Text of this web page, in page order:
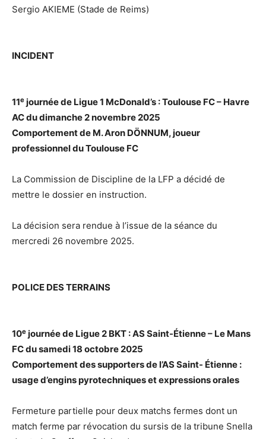
Sergio AKIEME (Stade de Reims)
INCIDENT
11e journée de Ligue 1 McDonald’s : Toulouse FC – Havre
AC du dimanche 2 novembre 2025
Comportement de M. Aron DÖNNUM, joueur
professionnel du Toulouse FC
La Commission de Discipline de la LFP a décidé de
mettre le dossier en instruction.
La décision sera rendue à l’issue de la séance du
mercredi 26 novembre 2025.
POLICE DES TERRAINS
10e journée de Ligue 2 BKT : AS Saint-Étienne – Le Mans
FC du samedi 18 octobre 2025
Comportement des supporters de l’AS Saint- Étienne :
usage d’engins pyrotechniques et expressions orales
Fermeture partielle pour deux matchs fermes dont un
match ferme par révocation du sursis de la tribune Snella